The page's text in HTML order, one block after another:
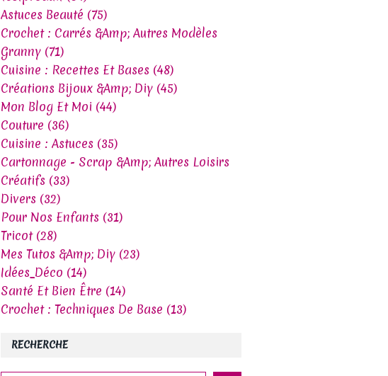
RECHERCHE
Astuces Beauté (75)
Crochet : Carrés &Amp; Autres Modèles
Granny (71)
Cuisine : Recettes Et Bases (48)
Créations Bijoux &Amp; Diy (45)
Mon Blog Et Moi (44)
Couture (36)
Cuisine : Astuces (35)
Cartonnage - Scrap &Amp; Autres Loisirs
Créatifs (33)
Divers (32)
Pour Nos Enfants (31)
Tricot (28)
Mes Tutos &Amp; Diy (23)
Idées_Déco (14)
Santé Et Bien Être (14)
Crochet : Techniques De Base (13)